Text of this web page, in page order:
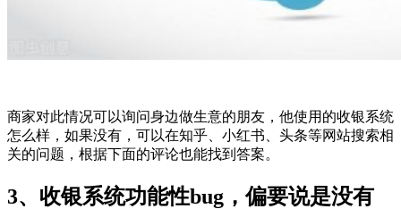
商家对此情况可以询问身边做生意的朋友，他使用的收银系统
怎么样，如果没有，可以在知乎、小红书、头条等网站搜索相
关的问题，根据下面的评论也能找到答案。
3、收银系统功能性bug，偏要说是没有